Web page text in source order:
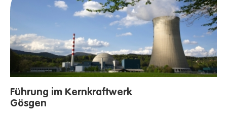
Führung im Kernkraftwerk
Gösgen